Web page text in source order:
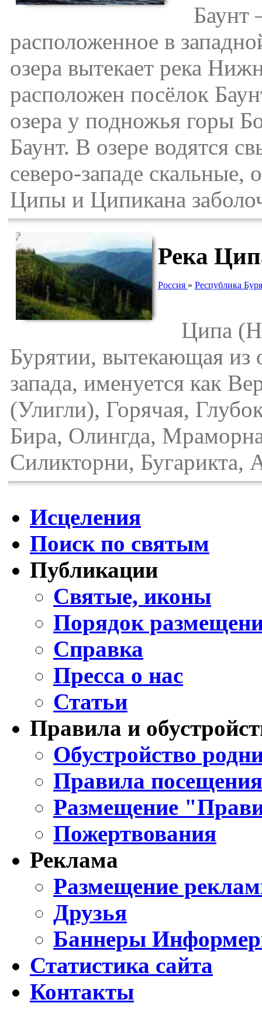
Баунт
расположенное в
озера вытекает река
расположен посёлок
озера у подножья горы
Баунт. В озере водятся
северо-западе
Ципы и Ципикана
Река
Россия » Республика
Ципа
Бурятии, вытекающая из
запада, именуется как
(Улигли), Горячая,
Бира, Олингда,
Силикторни, Бугарикта,
Исцеления
Поиск по святым
Публикации
Святые, иконы
Порядок
Справка
Пресса о нас
Статьи
Правила и
Обустройство
Правила
Размещение
Пожертвования
Реклама
Размещение
Друзья
Баннеры
Статистика сайта
Контакты